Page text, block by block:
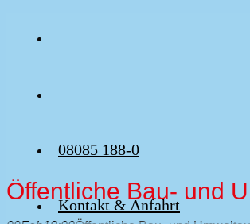
08085 188-0
Kontakt & Anfahrt
Öffentliche Bau- und